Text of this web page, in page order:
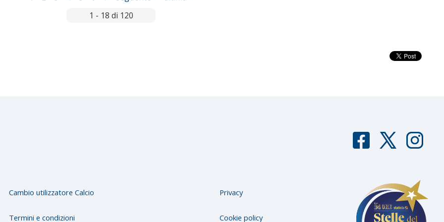
1 - 18 di 120
ram
Cambio utilizzatore Calcio
Termini e condizioni
Privacy
Cookie policy